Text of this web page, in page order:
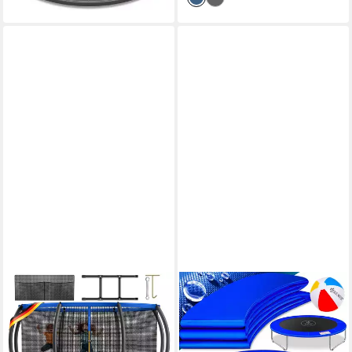
Netzstangen
KESSER
Gartentrampolin Trampolin
Outdoor GS-geprüft Ø
305cm für Kinder &
KESSER
Gartentrampolin, Trampolin
Randabdeckung 244 305 366
426 cm 30cm